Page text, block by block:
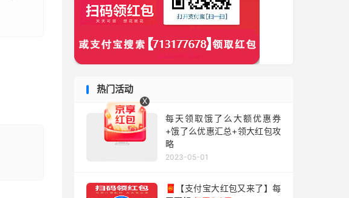
热门活动
每天领取饿了么大额优惠券
+饿了么优惠汇总+领大红包攻
略
2023-05-01
🧧【支付宝大红包又来了】每
X